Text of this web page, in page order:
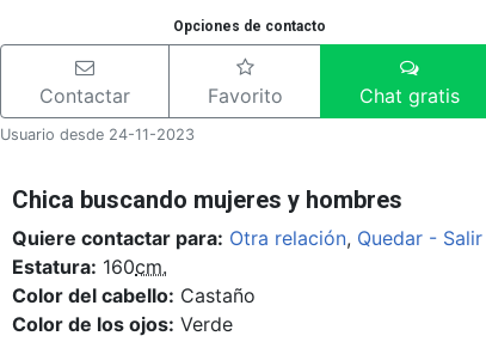
Opciones de contacto
Contactar Favorito Chat gratis
Usuario desde 24-11-2023
Chica buscando mujeres y hombres
Quiere contactar para: Otra relación, Quedar - Salir
Estatura: 160cm.
Color del cabello: Castaño
Color de los ojos: Verde